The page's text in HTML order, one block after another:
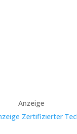
Anzeige